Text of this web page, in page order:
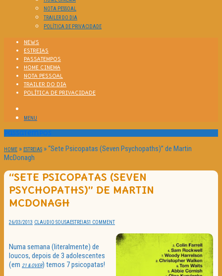
NOTA PESSOAL
TRAILER DO DIA
POLÍTICA DE PRIVACIDADE
NEWS
ESTREIAS
PASSATEMPOS
HOME CINEMA
NOTA PESSOAL
TRAILER DO DIA
POLÍTICA DE PRIVACIDADE
MENU
Passatempos
HOME » ESTREIAS »“Sete Psicopatas (Seven Psychopaths)” de Martin
McDonagh
“SETE PSICOPATAS (SEVEN
PSYCHOPATHS)” DE MARTIN
MCDONAGH
26/03/2013 CLAUDIO SOUSAESTREIAS1 COMMENT
Numa semana (literalmente) de
loucos, depois de 3 adolescentes
(em 21 & OVER) temos 7 psicopatas!